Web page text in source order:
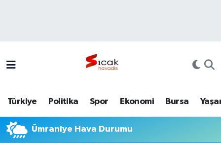
Türkiye Politika Spor Ekonomi Bursa
Ümraniye Hava Durumu